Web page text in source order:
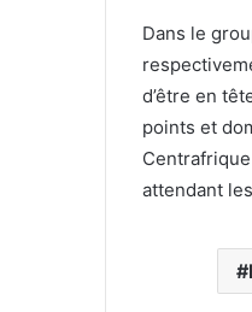
Dans le
d’être en
points et
attendant